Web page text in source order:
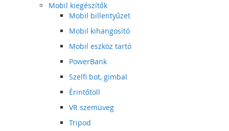
Mobil kiegészítők
Mobil billentyűzet
Mobil kihangosító
Mobil eszköz tartó
PowerBank
Szelfi bot, gimbal
Érintőtoll
VR szemüveg
Tripod